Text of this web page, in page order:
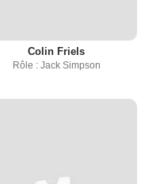
Colin Friels
Rôle : Jack Simpson